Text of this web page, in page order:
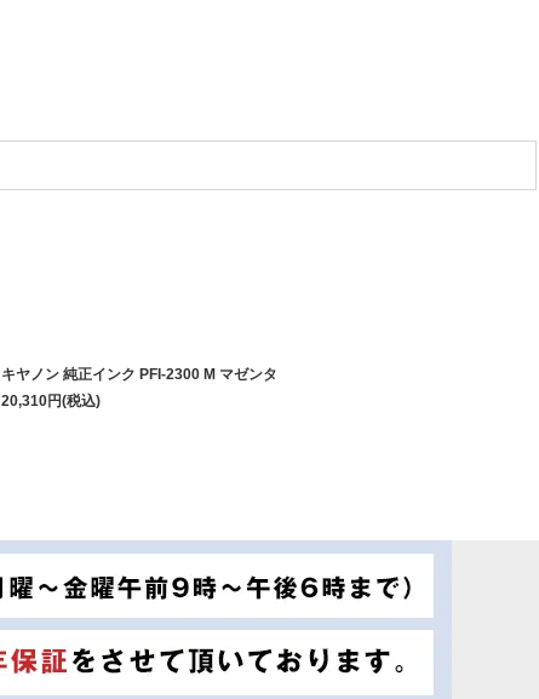
キヤノン 純正インク PFI-2300 M マゼンタ
20,310円(税込)